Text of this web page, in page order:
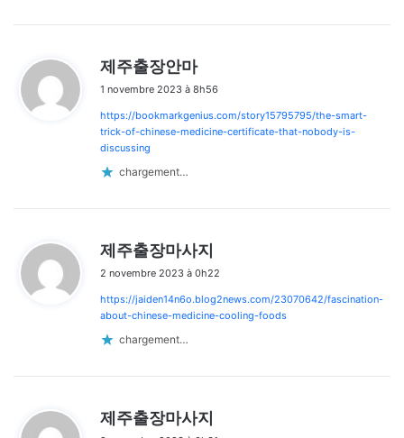
제주출장안마
t
:
1 novembre 2023 à 8h56
https://bookmarkgenius.com/story15795795/the-smart-
trick-of-chinese-medicine-certificate-that-nobody-is-
discussing
chargement…
제주출장마사지
t
:
2 novembre 2023 à 0h22
https://jaiden14n6o.blog2news.com/23070642/fascination-
about-chinese-medicine-cooling-foods
chargement…
제주출장마사지